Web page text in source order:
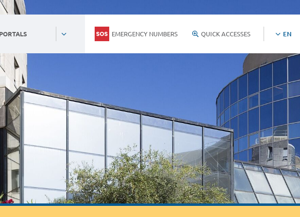
EMERGENCY NUMBERS QUICK ACCESSES EN